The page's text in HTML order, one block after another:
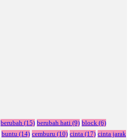
berubah (15) berubah hati (9) block (6)
buntu (14) cemburu (10) cinta (17) cinta jarak